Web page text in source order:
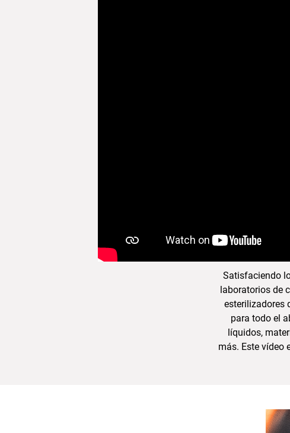
Satisfaciendo
laboratorios de
esterilizadores
para todo el
líquidos,
más. Este vídeo